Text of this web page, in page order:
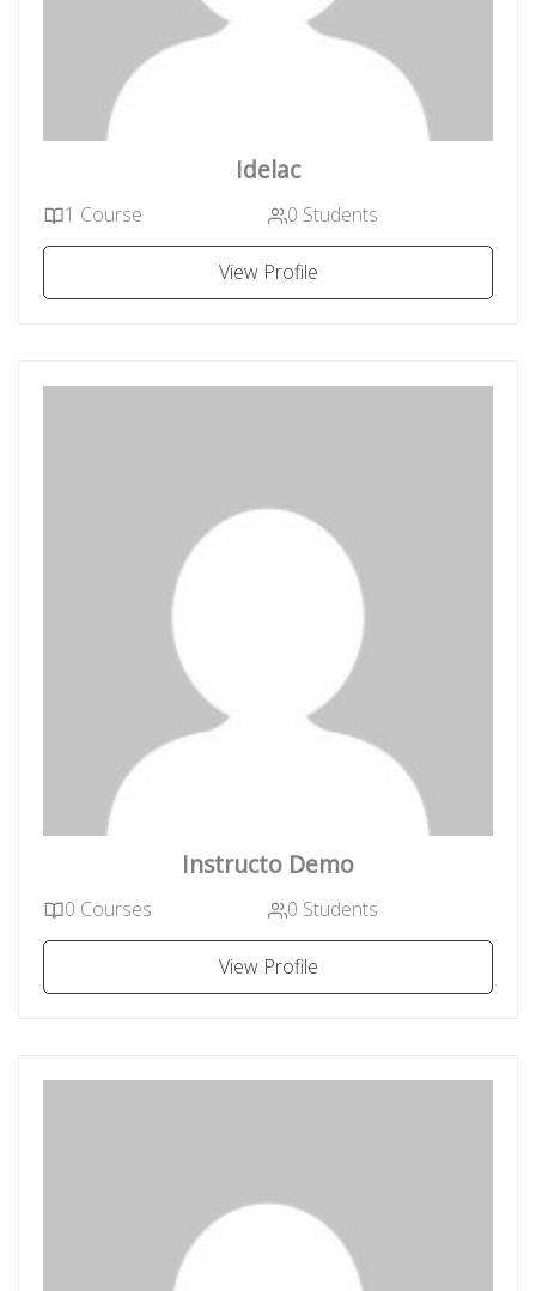
Idelac
1 Course 0 Students
View Profile
Instructo Demo
0 Courses 0 Students
View Profile